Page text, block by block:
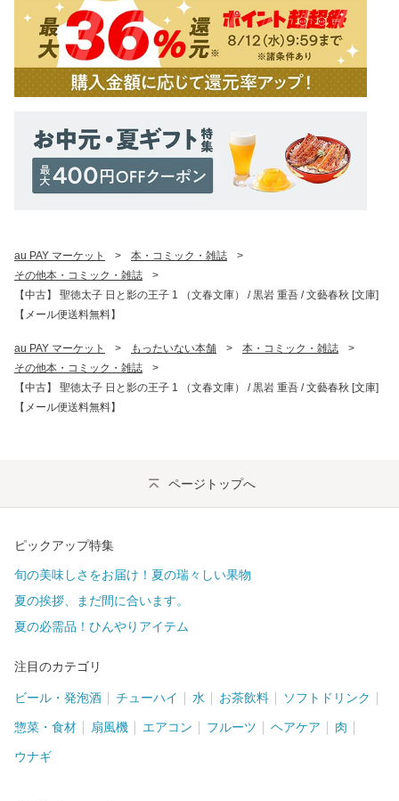
au PAY マーケット > 本・コミック・雑誌
>
その他本・コミック・雑誌
>
【中古】 聖徳太子 日と影の王子 1 （文春文庫） / 黒岩 重吾 / 文藝春秋 [文庫]
【メール便送料無料】
au PAY マーケット > もったいない本舗 > 本・コミック・雑誌
>
その他本・コミック・雑誌
>
【中古】 聖徳太子 日と影の王子 1 （文春文庫） / 黒岩 重吾 / 文藝春秋 [文庫]
【メール便送料無料】
ページトップへ
ピックアップ特集
旬の美味しさをお届け！夏の瑞々しい果物
夏の挨拶、まだ間に合います。
夏の必需品！ひんやりアイテム
注目のカテゴリ
ビール・発泡酒 チューハイ 水 お茶飲料 ソフトドリンク
惣菜・食材 扇風機 エアコン フルーツ ヘアケア 肉
ウナギ